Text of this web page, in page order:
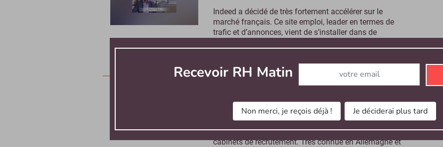
Indeed a décidé de très fortement accélérer sur le
marché français. Ce site emploi, leader en termes de
trafic et d’annonces, vient de s’installer dans de
chasseurs de tête », Ronald de Louwere, Talentory
Lancée en 2010, Talentory est une place de marché
dont l’ambition est de rapprocher les entreprises et les
cabinets de recrutement. Très connue en Allemagne et
Recevoir RH Matin Abonnez-vous à notre newsletter
Non merci, je reçois déjà ! Je déciderai plus tard